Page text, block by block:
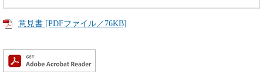
意見書 [PDFファイル／76KB]